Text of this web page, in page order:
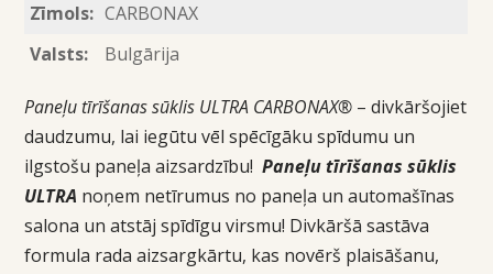
Zīmols: CARBONAX
Valsts:
Bulgārija
Paneļu tīrīšanas sūklis ULTRA CARBONAX® – divkāršojiet
daudzumu, lai iegūtu vēl spēcīgāku spīdumu un
ilgstošu paneļa aizsardzību! Paneļu tīrīšanas sūklis
ULTRA noņem netīrumus no paneļa un automašīnas
salona un atstāj spīdīgu virsmu! Divkāršā sastāva
formula rada aizsargkārtu, kas novērš plaisāšanu,